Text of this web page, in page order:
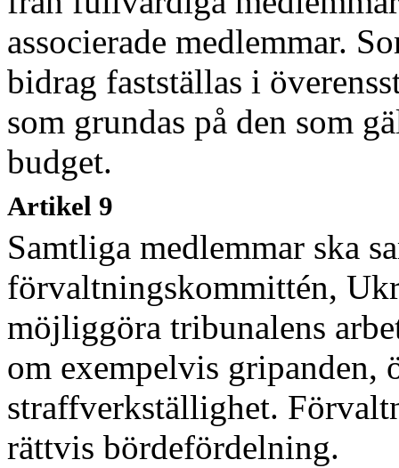
associerade medlemmar.
bidrag fastställas i
som grundas på den som
budget.
Artikel 9
Samtliga medlemmar ska
förvaltningskommittén,
möjliggöra tribunalens
om exempelvis gripanden,
straffverkställighet.
rättvis bördefördelning.